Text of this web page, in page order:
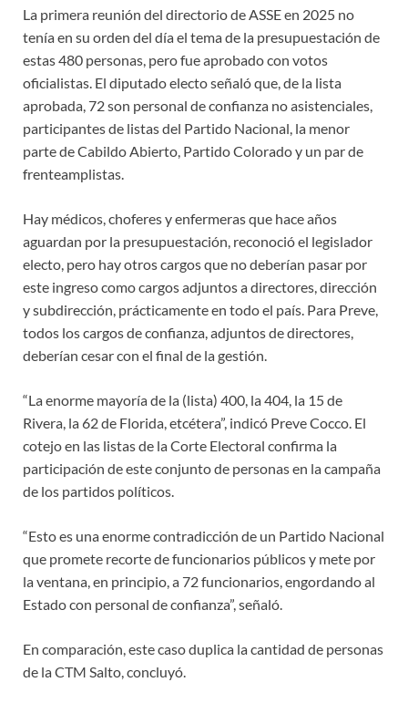
La primera reunión del directorio de ASSE en 2025 no
tenía en su orden del día el tema de la presupuestación de
estas 480 personas, pero fue aprobado con votos
oficialistas. El diputado electo señaló que, de la lista
aprobada, 72 son personal de confianza no asistenciales,
participantes de listas del Partido Nacional, la menor
parte de Cabildo Abierto, Partido Colorado y un par de
frenteamplistas.
Hay médicos, choferes y enfermeras que hace años
aguardan por la presupuestación, reconoció el legislador
electo, pero hay otros cargos que no deberían pasar por
este ingreso como cargos adjuntos a directores, dirección
y subdirección, prácticamente en todo el país. Para Preve,
todos los cargos de confianza, adjuntos de directores,
deberían cesar con el final de la gestión.
“La enorme mayoría de la (lista) 400, la 404, la 15 de
Rivera, la 62 de Florida, etcétera”, indicó Preve Cocco. El
cotejo en las listas de la Corte Electoral confirma la
participación de este conjunto de personas en la campaña
de los partidos políticos.
“Esto es una enorme contradicción de un Partido Nacional
que promete recorte de funcionarios públicos y mete por
la ventana, en principio, a 72 funcionarios, engordando al
Estado con personal de confianza”, señaló.
En comparación, este caso duplica la cantidad de personas
de la CTM Salto, concluyó.